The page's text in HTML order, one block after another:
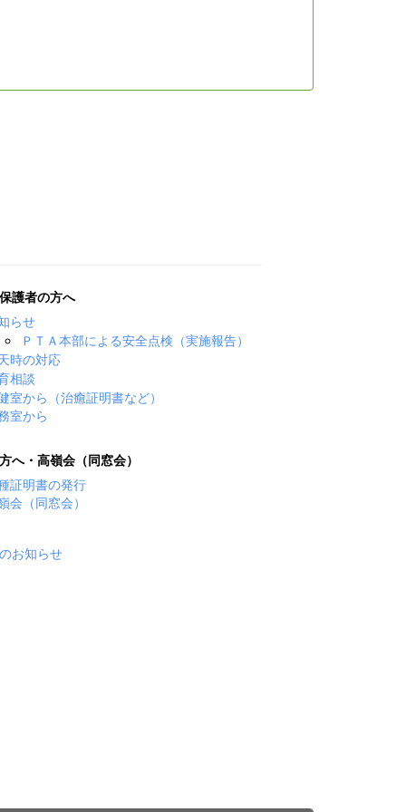
護者の方へ
らせ
ＰＴＡ本部による安全点検（実施報告）
時の対応
相談
室から（治癒証明書など）
室から
へ・高嶺会（同窓会）
証明書の発行
会（同窓会）
お知らせ